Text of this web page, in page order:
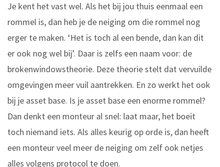
Je kent het vast wel. Als het bij jou thuis eenmaal een
rommel is, dan heb je de neiging om die rommel nog
erger te maken. ‘Het is toch al een bende, dan kan dit
er ook nog wel bij’. Daar is zelfs een naam voor: de
brokenwindowstheorie. Deze theorie stelt dat vervuilde
omgevingen meer vuil aantrekken. En zo werkt het ook
bij je asset base. Is je asset base een enorme rommel?
Dan denkt een monteur al snel: laat maar, het boeit
toch niemand iets. Als alles keurig op orde is, dan heeft
een monteur veel meer de neiging om zelf ook netjes
alles volgens protocol te doen.